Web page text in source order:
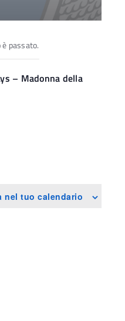
passato.
– Madonna della
nel tuo calendario